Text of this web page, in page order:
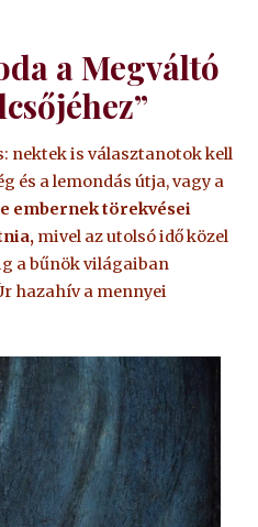
a Megváltó
nektek is választanotok kell
és a lemondás útja, vagy a
embernek törekvései
mivel az utolsó idő közel
a bűnök világaiban
hazahív a mennyei